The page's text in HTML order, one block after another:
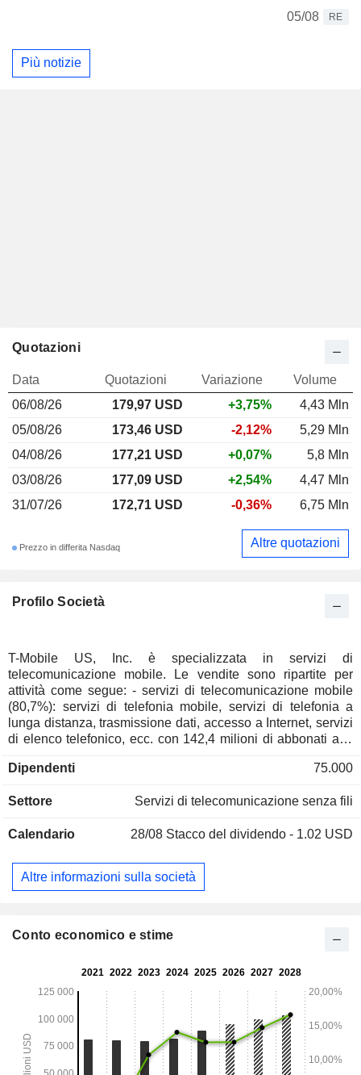
05/08
RE
Più notizie
Profilo Società
T-Mobile US, Inc. è specializzata in servizi di
telecomunicazione mobile. Le vendite sono ripartite per
attività come segue: - servizi di telecomunicazione mobile
(80,7%): servizi di telefonia mobile, servizi di telefonia a
lunga distanza, trasmissione dati, accesso a Internet, servizi
di elenco telefonico, ecc. con 142,4 milioni di abbonati alla
principalmente telefoni cellulari e accessori con i marchi T-
prodotti e i servizi sono commercializzati attraverso una rete
T-Mobile, attraverso i siti web www.t-mobile.com,
le applicazioni T-Mobile, Metro by T-Mobile e Mint Mobile.
Dipendenti 75.000
Settore Servizi di telecomunicazione senza fili
Calendario 28/08 Stacco del dividendo - 1.02 USD
Altre informazioni sulla società
Quotazioni
Data Quotazioni Variazione
Volume
06/08/26
179,97 USD +3,75%
4,43 Mln
05/08/26
173,46 USD -2,12%
5,29 Mln
04/08/26
177,21 USD +0,07%
5,8 Mln
03/08/26
177,09 USD +2,54%
4,47 Mln
31/07/26
172,71 USD -0,36% 6,75 Mln
Prezzo in differita Nasdaq Altre quotazioni
Conto economico e stime